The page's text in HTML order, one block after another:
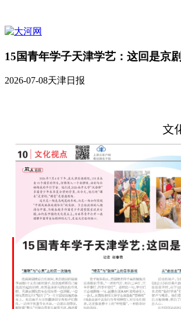
15国青年学子天津学艺：这回是京剧
2026-07-08天津日报